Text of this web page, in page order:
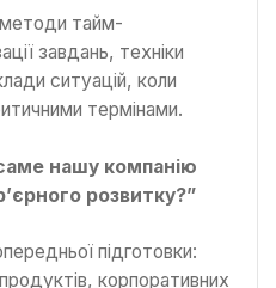
методи тайм-
завдань, техніки
ситуацій, коли
термінами.
нашу компанію
розвитку?”
підготовки:
корпоративних